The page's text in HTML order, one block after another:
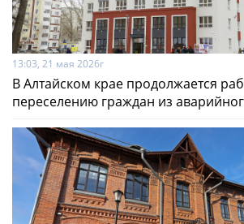
13:03, 21 мая 2026г
В Алтайском крае продолжается
переселению граждан из